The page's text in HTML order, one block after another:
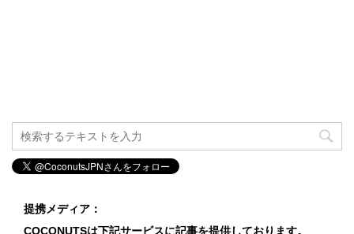
提携メディア：
COCONUTSは下記サービスに記事を提供しております。